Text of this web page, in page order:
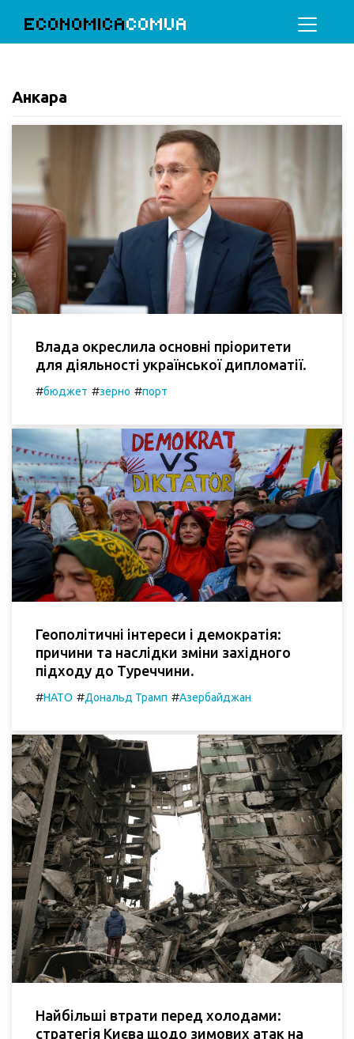
ECONOMICACOMUA
Анкара
Влада окреслила основні пріоритети
для діяльності української дипломатії.
#бюджет #зерно #порт
Геополітичні інтереси і демократія:
причини та наслідки зміни західного
підходу до Туреччини.
#НАТО #Дональд Трамп #Азербайджан
Найбільші втрати перед холодами:
стратегія Києва щодо зимових атак на